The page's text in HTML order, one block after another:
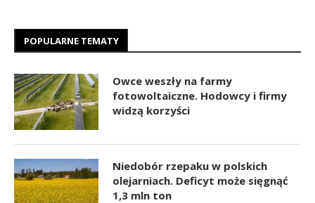
POPULARNE TEMATY
Owce weszły na farmy
fotowoltaiczne. Hodowcy i firmy
widzą korzyści
Niedobór rzepaku w polskich
olejarniach. Deficyt może sięgnąć
1,3 mln ton